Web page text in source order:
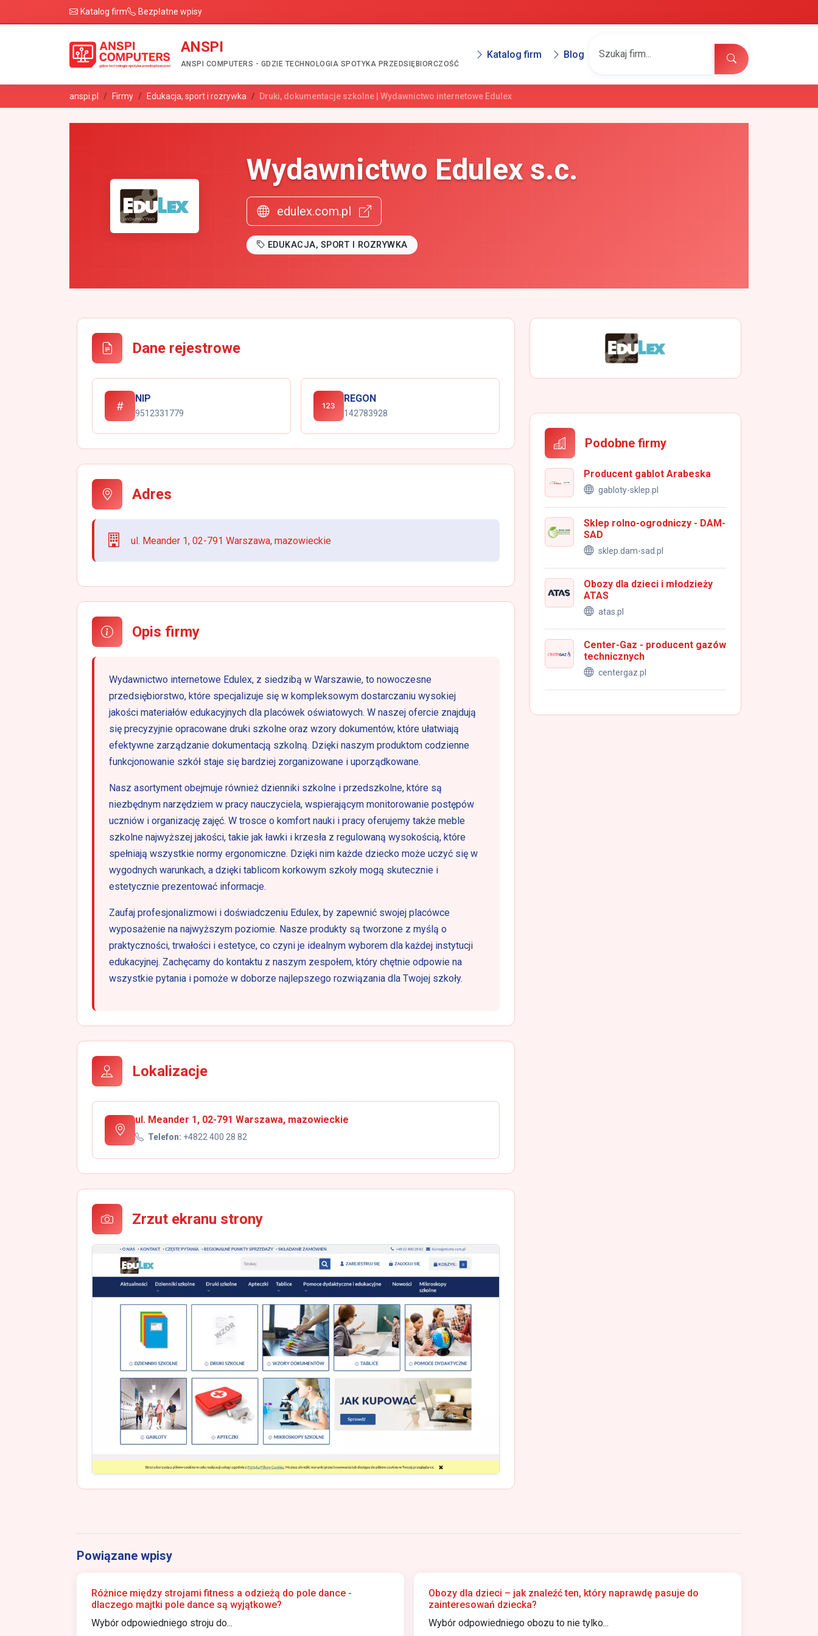
Katalog firm Bezpłatne wpisy
ANSPI
ANSPI COMPUTERS - GDZIE TECHNOLOGIA SPOTYKA PRZEDSIĘBIORCZOŚĆ
Katalog firm Blog
anspi.pl Firmy Edukacja, sport i rozrywka Druki, dokumentacje szkolne | Wydawnictwo internetowe Edulex
Wydawnictwo Edulex s.c.
edulex.com.pl
EDUKACJA, SPORT I ROZRYWKA
Dane rejestrowe
NIP
9512331779
REGON
142783928
Adres
ul. Meander 1, 02-791 Warszawa, mazowieckie
Opis firmy
Wydawnictwo internetowe Edulex, z siedzibą w Warszawie, to nowoczesne
przedsiębiorstwo, które specjalizuje się w kompleksowym dostarczaniu wysokiej
jakości materiałów edukacyjnych dla placówek oświatowych. W naszej ofercie znajdują
się precyzyjnie opracowane druki szkolne oraz wzory dokumentów, które ułatwiają
efektywne zarządzanie dokumentacją szkolną. Dzięki naszym produktom codzienne
funkcjonowanie szkół staje się bardziej zorganizowane i uporządkowane.
Nasz asortyment obejmuje również dzienniki szkolne i przedszkolne, które są
niezbędnym narzędziem w pracy nauczyciela, wspierającym monitorowanie postępów
uczniów i organizację zajęć. W trosce o komfort nauki i pracy oferujemy także meble
szkolne najwyższej jakości, takie jak ławki i krzesła z regulowaną wysokością, które
spełniają wszystkie normy ergonomiczne. Dzięki nim każde dziecko może uczyć się w
wygodnych warunkach, a dzięki tablicom korkowym szkoły mogą skutecznie i
estetycznie prezentować informacje.
Zaufaj profesjonalizmowi i doświadczeniu Edulex, by zapewnić swojej placówce
wyposażenie na najwyższym poziomie. Nasze produkty są tworzone z myślą o
praktyczności, trwałości i estetyce, co czyni je idealnym wyborem dla każdej instytucji
edukacyjnej. Zachęcamy do kontaktu z naszym zespołem, który chętnie odpowie na
wszystkie pytania i pomoże w doborze najlepszego rozwiązania dla Twojej szkoły.
Lokalizacje
ul. Meander 1, 02-791 Warszawa, mazowieckie
Telefon: +4822 400 28 82
Zrzut ekranu strony
Podobne firmy
Producent gablot Arabeska
gabloty-sklep.pl
Sklep rolno-ogrodniczy - DAM-
SAD
sklep.dam-sad.pl
Obozy dla dzieci i młodzieży
ATAS
atas.pl
Center-Gaz - producent gazów
technicznych
centergaz.pl
Powiązane wpisy
Różnice między strojami fitness a odzieżą do pole dance -
dlaczego majtki pole dance są wyjątkowe?
Wybór odpowiedniego stroju do...
Obozy dla dzieci – jak znaleźć ten, który naprawdę pasuje do
zainteresowań dziecka?
Wybór odpowiedniego obozu to nie tylko...